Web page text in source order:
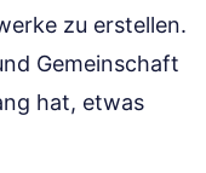
zu erstellen.
Gemeinschaft
hat, etwas